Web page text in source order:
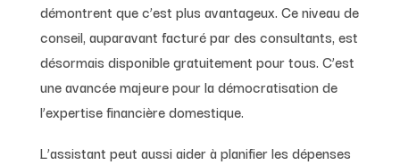
démontrent que c’est plus avantageux. Ce niveau de
conseil, auparavant facturé par des consultants, est
désormais disponible gratuitement pour tous. C’est
une avancée majeure pour la démocratisation de
l’expertise financière domestique.
L’assistant peut aussi aider à planifier les dépenses